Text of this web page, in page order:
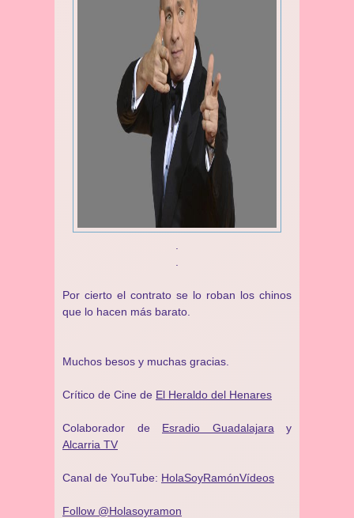
Por cierto el contrato se lo roban los chinos
que lo hacen más barato.
Muchos besos y muchas gracias.
Crítico de Cine de El Heraldo del Henares
Colaborador de Esradio Guadalajara y
Alcarria TV
Canal de YouTube: HolaSoyRamónVídeos
Follow @Holasoyramon